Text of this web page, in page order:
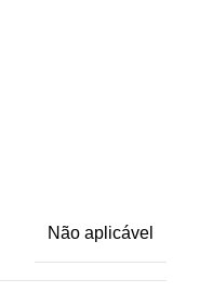
Não aplicável